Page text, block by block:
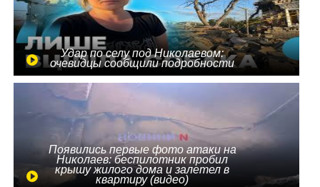
Удар по селу под Николаевом:
очевидцы сообщили подробности
Появились первые фото атаки на
Николаев: беспилотник пробил
крышу жилого дома и залетел в
квартиру (видео)